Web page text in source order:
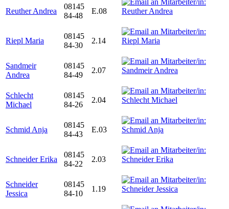
Reuther Andrea
08145
84-48
E.08
Riepl Maria
08145
84-30
2.14
Sandmeir
Andrea
08145
84-49
2.07
Schlecht
Michael
08145
84-26
2.04
Schmid Anja
08145
84-43
E.03
Schneider Erika
08145
84-22
2.03
Schneider
Jessica
08145
84-10
1.19